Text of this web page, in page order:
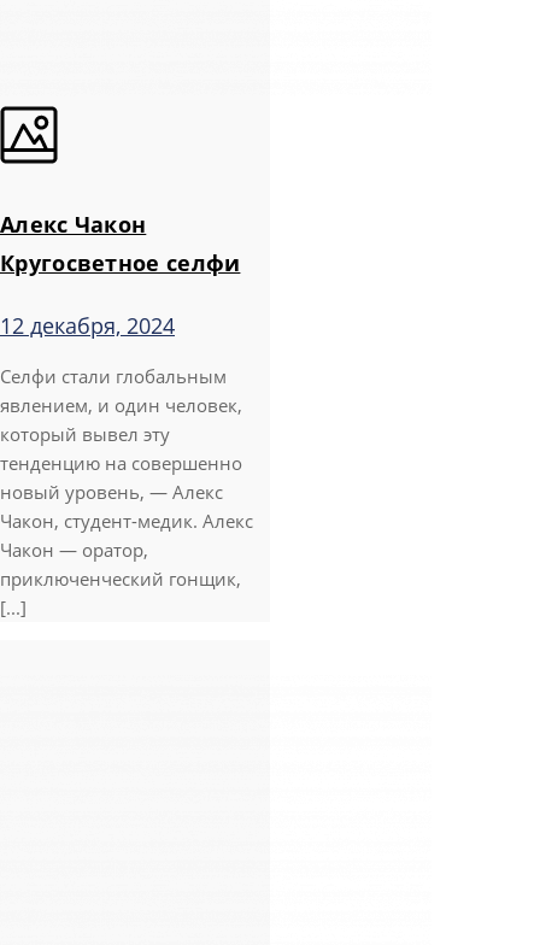
Алекс Чакон
Кругосветное селфи
12 декабря, 2024
Селфи стали глобальным
явлением, и один человек,
который вывел эту
тенденцию на совершенно
новый уровень, — Алекс
Чакон, студент-медик. Алекс
Чакон — оратор,
приключенческий гонщик,
[...]